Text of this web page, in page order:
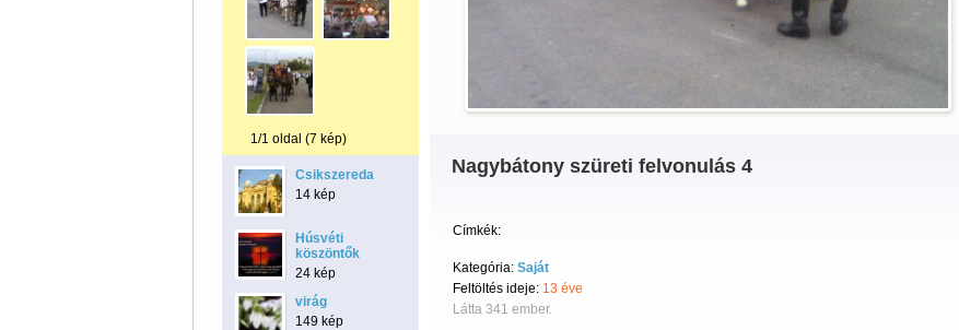
1/1 oldal (7 kép)
Csikszereda
14 kép
Húsvéti
köszöntők
24 kép
virág
149 kép
Nagybátony szüreti felvonulás 4
Címkék:
Kategória: Saját
Feltöltés ideje: 13 éve
Látta 341 ember.